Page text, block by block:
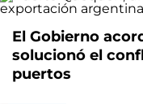
El Gobierno
solucionó el
puertos